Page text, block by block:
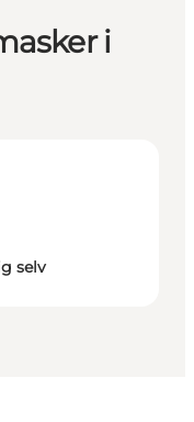
i
selv